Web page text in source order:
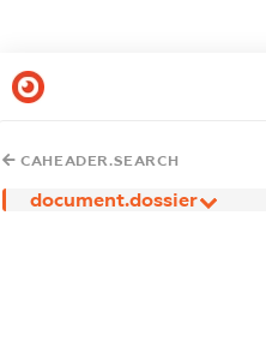
CAHEADER.SEARCH
document.dossier